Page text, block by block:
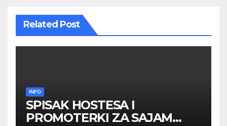
Related Post
INFO
SPISAK HOSTESA I
PROMOTERKI ZA SAJAM